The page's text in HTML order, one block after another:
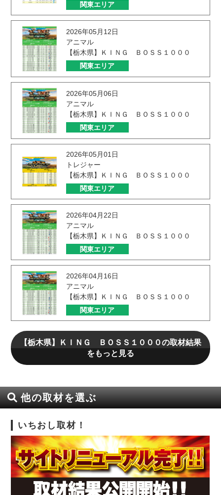
関東エリア
2026年05月12日
アニマル
【栃木県】ＫＩＮＧ ＢＯＳＳ１０００
関東エリア
2026年05月06日
アニマル
【栃木県】ＫＩＮＧ ＢＯＳＳ１０００
関東エリア
2026年05月01日
トレジャー
【栃木県】ＫＩＮＧ ＢＯＳＳ１０００
関東エリア
2026年04月22日
アニマル
【栃木県】ＫＩＮＧ ＢＯＳＳ１０００
関東エリア
2026年04月16日
アニマル
【栃木県】ＫＩＮＧ ＢＯＳＳ１０００
関東エリア
【栃木県】ＫＩＮＧ ＢＯＳＳ１０００の取材結果
をもっと見る
他の取材を選ぶ
いちおし取材！